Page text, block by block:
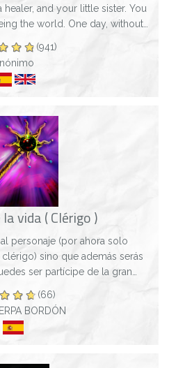
and your little sister. You
the world. One day, without
(941)
vida ( Clérigo )
personaje (por ahora solo
sino que además serás
ser partícipe de la gran
(66)
BORDÓN